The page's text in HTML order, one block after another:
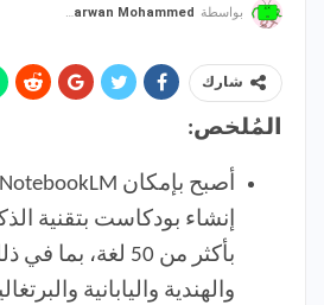
بواسطة Marwan Mohammed
شارك
المُلخص:
إنشاء بودكاست بتقنية
بأكثر من 50 لغة،
والهندية واليابانية